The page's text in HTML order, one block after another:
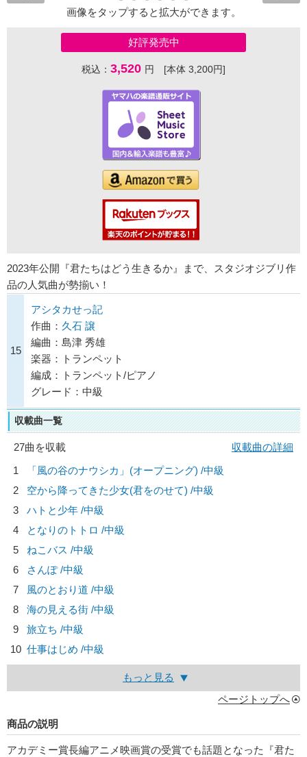
画像をタップすると拡大ができます。
好評発売中
税込： 3,520 円 [本体 3,200円]
2023年公開『君たちはどう生きるか』まで、スタジオジブリ作
品の人気曲が勢揃い！
15
アシタカせっ記
作曲： 久石 譲
編曲：島津 秀雄
楽器：トランペット
編成：トランペット/ピアノ
グレード：中級
収載曲一覧
27曲を収載
収載曲の詳細
1
「風の谷のナウシカ」(オープニング) /中級
2
空から降ってきた少女(君をのせて) /中級
3
ハトと少年 /中級
4
となりのトトロ /中級
5
ねこバス /中級
6
さんぽ /中級
7
風のとおり道 /中級
8
海の見える街 /中級
9
旅立ち /中級
10 仕事はじめ /中級
もっと見る
ページトップへ
商品の説明
アカデミー賞長編アニメ映画賞の受賞でも話題となった『君た